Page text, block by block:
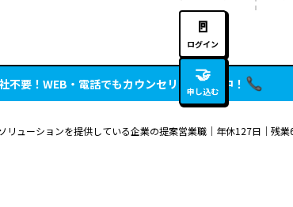
🚪
ログイン
🤝
申し込む
不要！WEB・電話でもカウンセリング実施中！
リューションを提供している企業の提案営業職｜年休127日｜残